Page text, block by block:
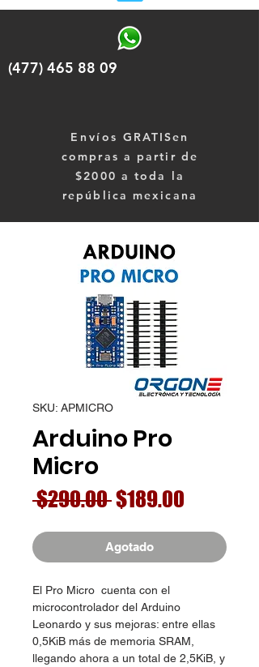
(477) 465 88 09
Envíos GRATISen
compras a partir de
$2000 a toda la
república mexicana
SKU: APMICRO
Arduino Pro
Micro
$290.00 Precio
$189.00
oferta
Agotado
El Pro Micro cuenta con el
microcontrolador del Arduino
Leonardo y sus mejoras: entre ellas
0,5KiB más de memoria SRAM,
llegando ahora a un total de 2,5KiB, y